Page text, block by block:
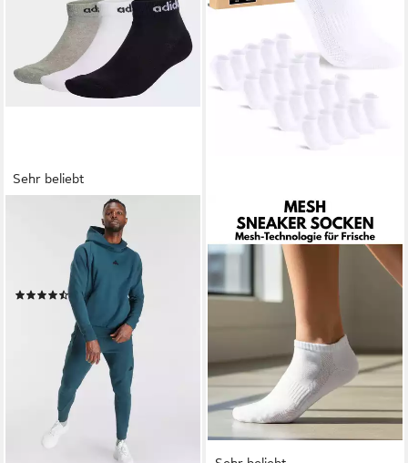
Sehr beliebt
ADIDAS SPORTSWEAR
Sportsocken LINEAR
CUSHIONED ANKLE, 3 PAAR
(1343)
UVP
9,00 €
(2,66 €/ 1 Paar)
lieferbar - in 1-2 Werktagen bei dir